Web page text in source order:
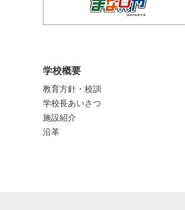
学校概要
教育方針・校訓
学校長あいさつ
施設紹介
沿革